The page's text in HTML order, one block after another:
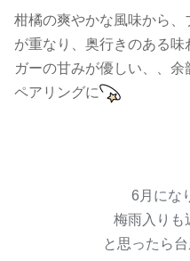
柑橘の爽やかな風味から
が重なり、奥行きのある味
ガーの甘みが優しい、、
ペアリングに
6月にな
梅雨入りも
と思ったら